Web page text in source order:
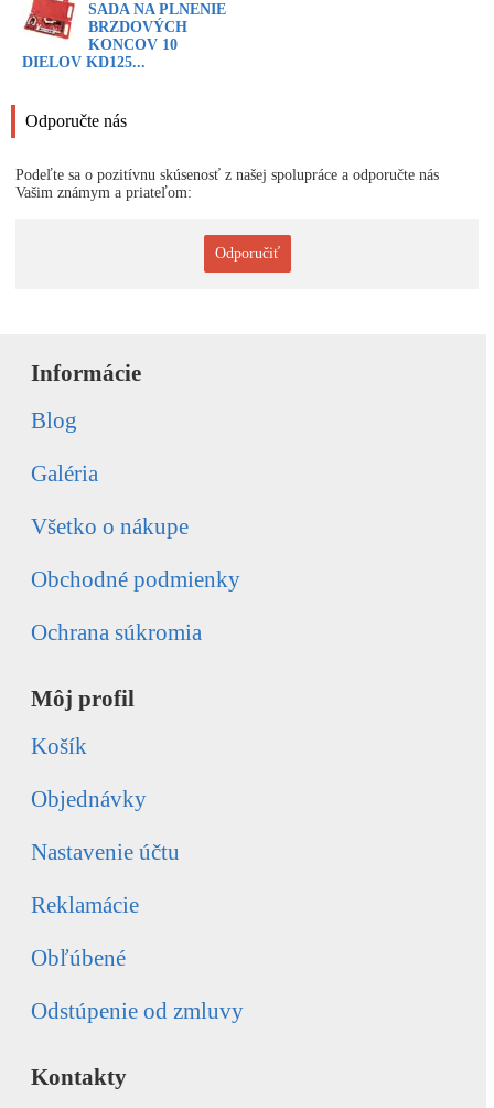
SADA NA PLNENIE
BRZDOVÝCH
KONCOV 10
DIELOV KD125...
Odporučte nás
Podeľte sa o pozitívnu skúsenosť z našej spolupráce a odporučte nás
Vašim známym a priateľom:
Odporučiť
Informácie
Blog
Galéria
Všetko o nákupe
Obchodné podmienky
Ochrana súkromia
Môj profil
Košík
Objednávky
Nastavenie účtu
Reklamácie
Obľúbené
Odstúpenie od zmluvy
Kontakty